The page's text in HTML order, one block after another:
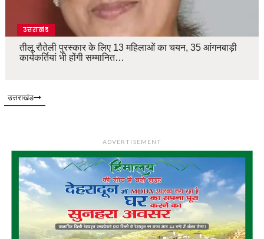
उत्तराखंड
तीलू रौतेली पुरस्कार के लिए 13 महिलाओं का चयन, 35 आंगनबाड़ी
कार्यकर्तियां भी होंगी सम्मानित…
उत्तराखंड
ADVERTISEMENT